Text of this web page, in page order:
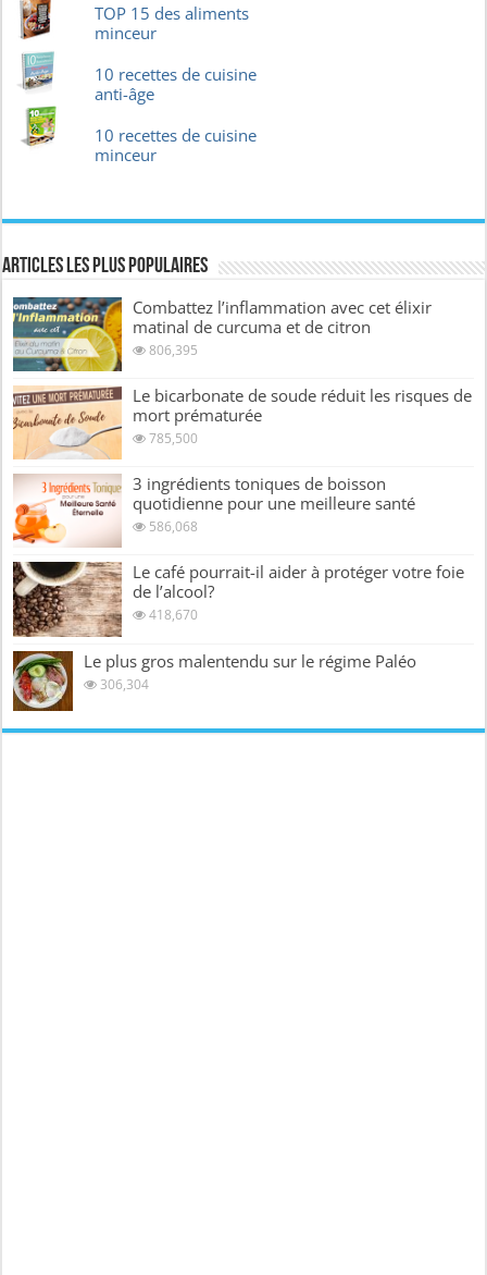
TOP 15 des aliments
minceur
10 recettes de cuisine
anti-âge
10 recettes de cuisine
minceur
Articles les plus Populaires
Combattez l’inflammation avec cet élixir
matinal de curcuma et de citron
806,395
Le bicarbonate de soude réduit les risques de
mort prématurée
785,500
3 ingrédients toniques de boisson
quotidienne pour une meilleure santé
586,068
Le café pourrait-il aider à protéger votre foie
de l’alcool?
418,670
Le plus gros malentendu sur le régime Paléo
306,304